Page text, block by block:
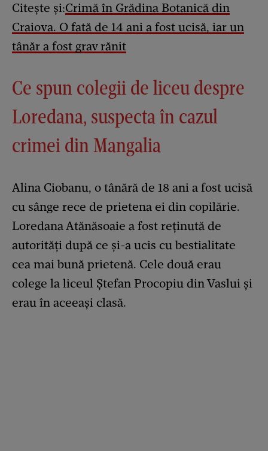
Citește și:Crimă în Grădina Botanică din
Craiova. O fată de 14 ani a fost ucisă, iar un
tânăr a fost grav rănit
Ce spun colegii de liceu despre
Loredana, suspecta în cazul
crimei din Mangalia
Alina Ciobanu, o tânără de 18 ani a fost ucisă
cu sânge rece de prietena ei din copilărie.
Loredana Atănăsoaie a fost reținută de
autorități după ce și-a ucis cu bestialitate
cea mai bună prietenă. Cele două erau
colege la liceul Ștefan Procopiu din Vaslui și
erau în aceeași clasă.